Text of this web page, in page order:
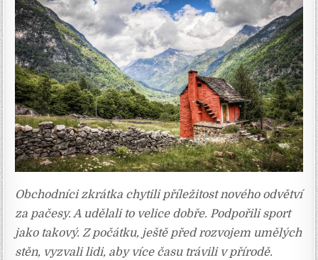
Obchodníci zkrátka chytili příležitost nového odvětví
za pačesy. A udělali to velice dobře. Podpořili sport
jako takový. Z počátku, ještě před rozvojem umělých
stěn, vyzvali lidi, aby více času trávili v přírodě.